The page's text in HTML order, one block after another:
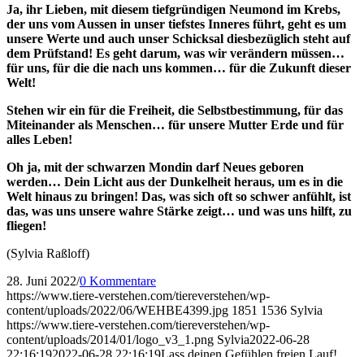
Ja, ihr Lieben, mit diesem tiefgründigen Neumond im Krebs,
der uns vom Aussen in unser tiefstes Inneres führt, geht es um
unsere Werte und auch unser Schicksal diesbezüglich steht auf
dem Prüfstand! Es geht darum, was wir verändern müssen…
für uns, für die die nach uns kommen… für die Zukunft dieser
Welt!
Stehen wir ein für die Freiheit, die Selbstbestimmung, für das
Miteinander als Menschen… für unsere Mutter Erde und für
alles Leben!
Oh ja, mit der schwarzen Mondin darf Neues geboren
werden… Dein Licht aus der Dunkelheit heraus, um es in die
Welt hinaus zu bringen! Das, was sich oft so schwer anfühlt, ist
das, was uns unsere wahre Stärke zeigt… und was uns hilft, zu
fliegen!
(Sylvia Raßloff)
28. Juni 2022/0 Kommentare
https://www.tiere-verstehen.com/tiereverstehen/wp-
content/uploads/2022/06/WEHBE4399.jpg 1851 1536 Sylvia
https://www.tiere-verstehen.com/tiereverstehen/wp-
content/uploads/2014/01/logo_v3_1.png Sylvia2022-06-28
22:16:192022-06-28 22:16:19Lass deinen Gefühlen freien Lauf!